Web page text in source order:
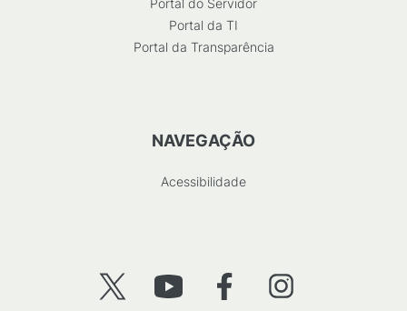
Portal do Servidor
Portal da TI
Portal da Transparência
NAVEGAÇÃO
Acessibilidade